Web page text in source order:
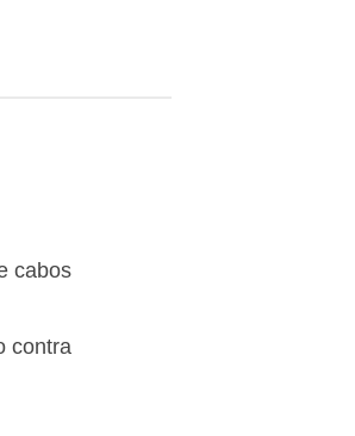
cabos
contra